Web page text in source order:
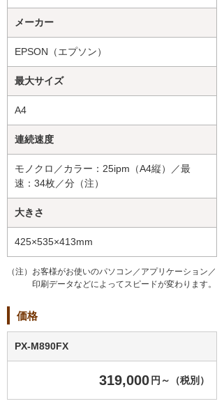
メーカー
EPSON（エプソン）
最大サイズ
A4
連続速度
モノクロ／カラー：25ipm（A4縦）／最
速：34枚／分（注）
大きさ
425×535×413mm
（注）お客様がお使いのパソコン／アプリケーション／
印刷データなどによってスピードが変わります。
価格
PX-M890FX
319,000 円～（税別）